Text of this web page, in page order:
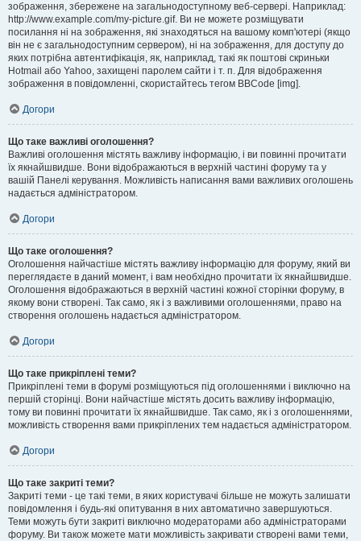
зображення, збережене на загальнодоступному веб-сервері. Наприклад:
http://www.example.com/my-picture.gif. Ви не можете розміщувати
посилання ні на зображення, які знаходяться на вашому комп'ютері (якщо
він не є загальнодоступним сервером), ні на зображення, для доступу до
яких потрібна автентифікація, як, наприклад, такі як поштові скриньки
Hotmail або Yahoo, захищені паролем сайти і т. п. Для відображення
зображення в повідомленні, скористайтесь тегом BBCode [img].
Догори
Що таке важливі оголошення?
Важливі оголошення містять важливу інформацію, і ви повинні прочитати
їх якнайшвидше. Вони відображаються в верхній частині форуму та у
вашій Панелі керування. Можливість написання вами важливих оголошень
надається адміністратором.
Догори
Що таке оголошення?
Оголошення найчастіше містять важливу інформацію для форуму, який ви
переглядаєте в даний момент, і вам необхідно прочитати їх якнайшвидше.
Оголошення відображаються в верхній частині кожної сторінки форуму, в
якому вони створені. Так само, як і з важливими оголошеннями, право на
створення оголошень надається адміністратором.
Догори
Що таке прикріплені теми?
Прикріплені теми в форумі розміщуються під оголошеннями і виключно на
першій сторінці. Вони найчастіше містять досить важливу інформацію,
тому ви повинні прочитати їх якнайшвидше. Так само, як і з оголошеннями,
можливість створення вами прикріплених тем надається адміністратором.
Догори
Що таке закриті теми?
Закриті теми - це такі теми, в яких користувачі більше не можуть залишати
повідомлення і будь-які опитування в них автоматично завершуються.
Теми можуть бути закриті виключно модераторами або адміністраторами
форуму. Ви також можете мати можливість закривати створені вами теми,